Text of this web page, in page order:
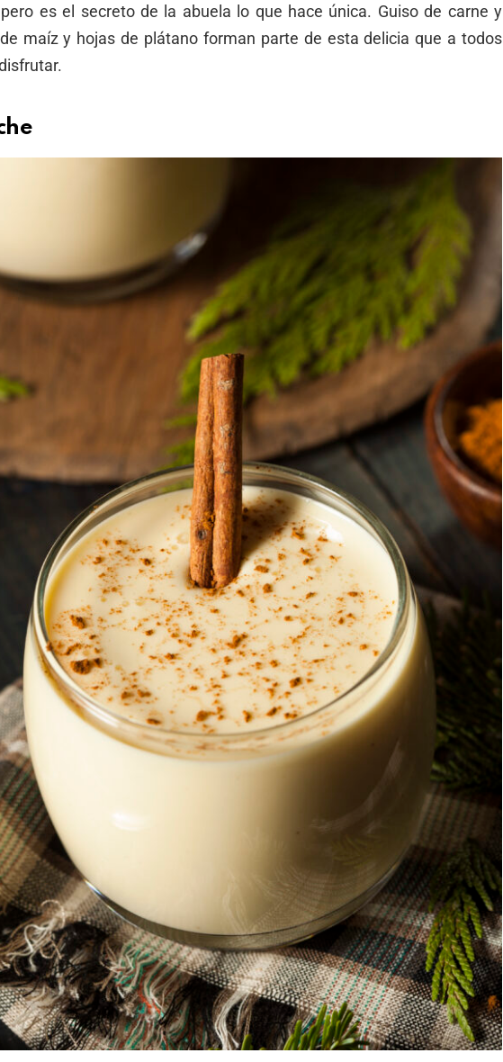
es el secreto de la abuela lo que hace única. Guiso de carne y
maíz y hojas de plátano forman parte de esta delicia que a todos